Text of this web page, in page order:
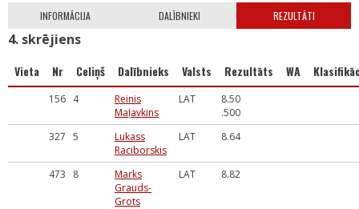
INFORMĀCIJA DALĪBNIEKI REZULTĀTI
4. skrējiens
Vieta Nr Celiņš Dalībnieks Valsts Rezultāts WA
156 4
Reinis
Maļavkins
LAT
8.50
.500
327 5
Lukass
Raciborskis
LAT 8.64
473 8
Marks
Grauds-
Grots
LAT 8.82